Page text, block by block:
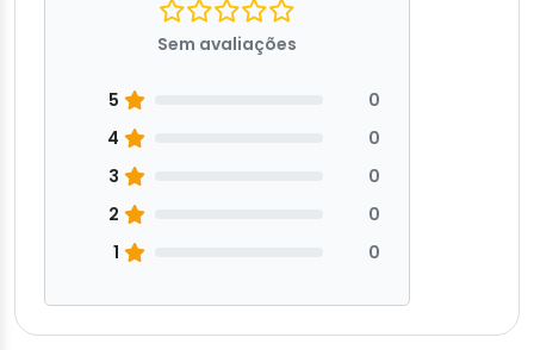
Sem avaliações
5
0
4
0
3
0
2
0
1
0